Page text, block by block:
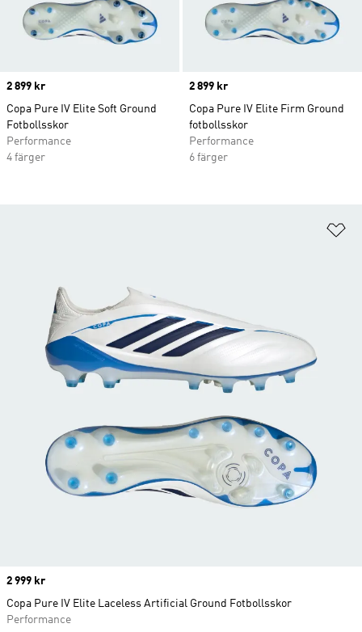
Price
2 899 kr
Copa Pure IV Elite Soft Ground
Fotbollsskor
Performance
4 färger
Price
2 899 kr
Copa Pure IV Elite Firm Ground
fotbollsskor
Performance
6 färger
Price
2 999 kr
Copa Pure IV Elite Laceless Artificial Ground Fotbollsskor
Performance